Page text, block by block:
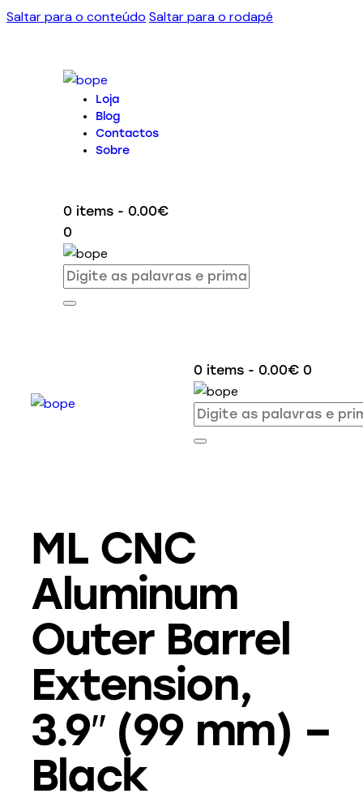
Saltar para o conteúdo Saltar para o rodapé
Loja
Blog
Contactos
Sobre
0 items - 0.00€
0
0 items - 0.00€ 0
ML CNC
Aluminum
Outer Barrel
Extension,
3.9″ (99 mm) –
Black